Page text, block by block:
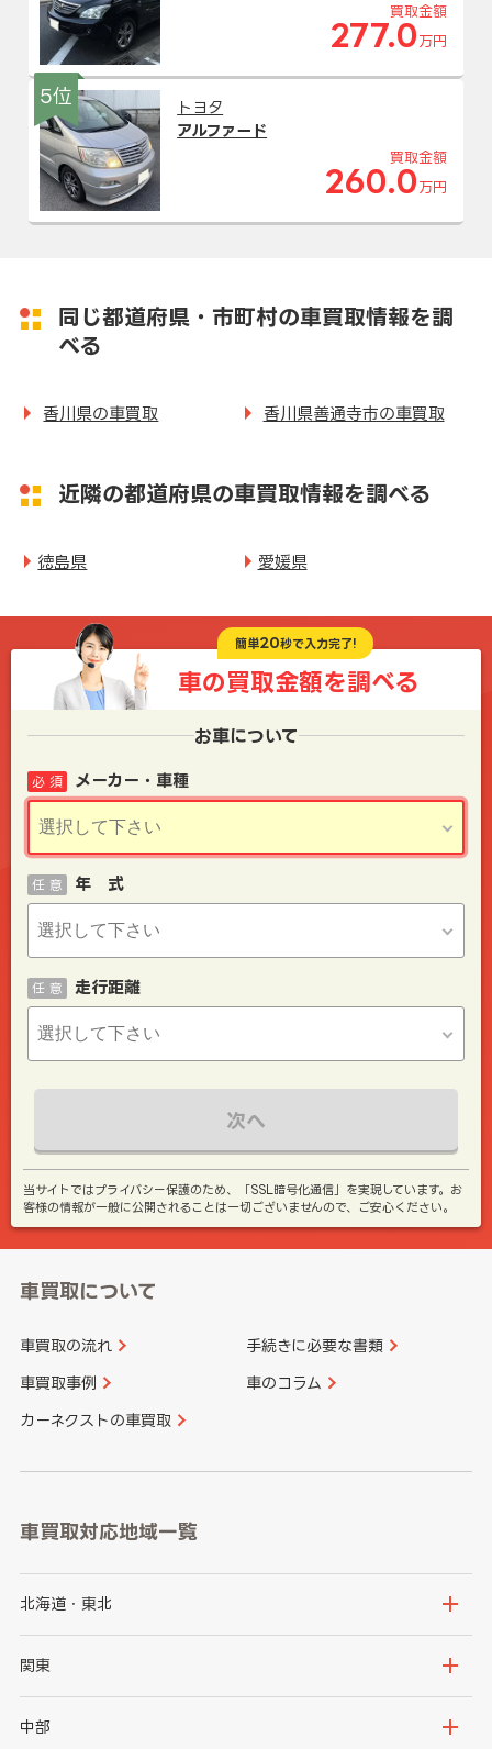
買取金額
277.0 万円
5位
トヨタ
アルファード
買取金額
260.0 万円
同じ都道府県・市町村の車買取情報を調
べる
香川県の車買取 香川県善通寺市の車買取
近隣の都道府県の車買取情報を調べる
徳島県 愛媛県
簡単20秒で入力完了!
車の買取金額を調べる
お車について
メーカー・車種
必 須
年 式
任 意
走行距離
任 意
次へ
当サイトではプライバシー保護のため、「SSL暗号化通信」を実現しています。お
客様の情報が一般に公開されることは一切ございませんので、ご安心ください。
車買取について
車買取の流れ 手続きに必要な書類
車買取事例 車のコラム
カーネクストの車買取
車買取対応地域一覧
北海道・東北
北海道
岩手県
関東
茨城県
中部